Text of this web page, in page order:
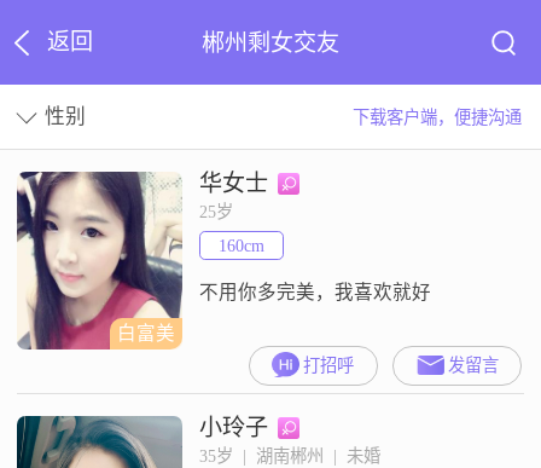
返回 郴州剩女交友
性别 下载客户端，便捷沟通
白富美
华女士
25岁
160cm
不用你多完美，我喜欢就好
打招呼 发留言
小玲子
35岁  |  湖南郴州  |  未婚